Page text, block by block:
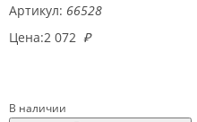
Артикул: 66528
Цена:2 072 ₽
В наличии